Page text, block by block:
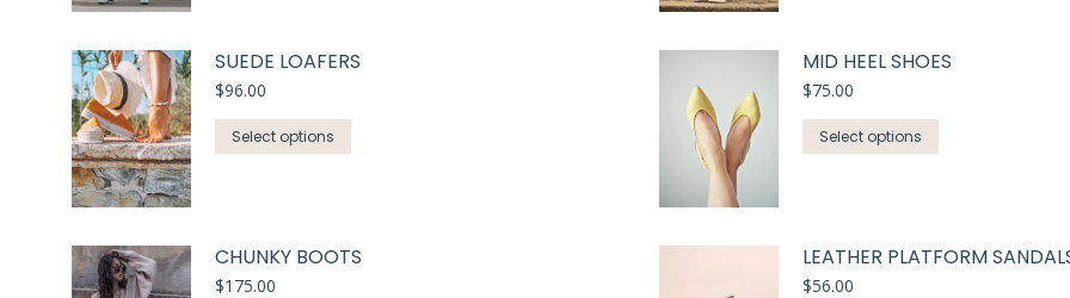
SUEDE LOAFERS
$96.00
Select options
MID HEEL SHOES
$75.00
Select options
CHUNKY BOOTS
$175.00
LEATHER PLATFORM
$56.00